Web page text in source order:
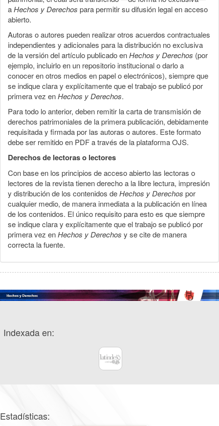
aHechos y Derechos para permitir su difusión legal en acceso
abierto.
Autoras o autores pueden realizar otros acuerdos contractuales
independientes y adicionales para la distribución no exclusiva
de la versión del artículo publicado enHechos y Derechos (por
ejemplo, incluirlo en un repositorio institucional o darlo a
conocer en otros medios en papel o electrónicos), siempre que
se indique clara y explícitamente que el trabajo se publicó por
primera vez enHechos y Derechos.
Para todo lo anterior, deben remitir la carta de transmisión de
derechos patrimoniales de la primera publicación, debidamente
requisitada y firmada por las autoras o autores. Este formato
debe ser remitido en PDF a través de la plataforma OJS.
Derechos de lectoras o lectores
Con base en los principios de acceso abierto las lectoras o
lectores de la revista tienen derecho a la libre lectura, impresión
y distribución de los contenidos deHechos y Derechos por
cualquier medio, de manera inmediata a la publicación en línea
de los contenidos. El único requisito para esto es que siempre
se indique clara y explícitamente que el trabajo se publicó por
primera vez enHechos y Derechos y se cite de manera
correcta la fuente.
Indexada en:
Estadísticas: